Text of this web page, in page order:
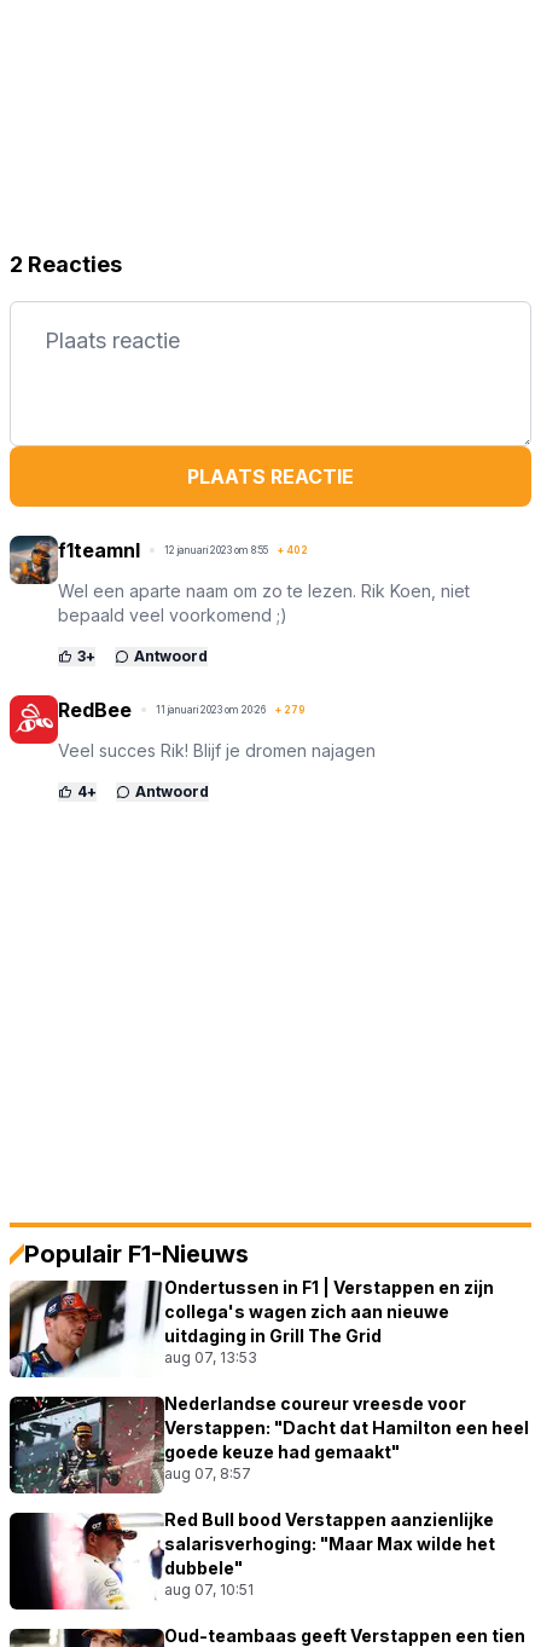
2 Reacties
PLAATS REACTIE
f1teamnl 12 januari 2023 om 8:55 + 402
Wel een aparte naam om zo te lezen. Rik Koen, niet
bepaald veel voorkomend ;)
3+ Antwoord
RedBee 11 januari 2023 om 20:26 + 279
Veel succes Rik! Blijf je dromen najagen
4+ Antwoord
Populair F1-Nieuws
Ondertussen in F1 | Verstappen en zijn
collega's wagen zich aan nieuwe
uitdaging in Grill The Grid
aug 07, 13:53
Nederlandse coureur vreesde voor
Verstappen: "Dacht dat Hamilton een heel
goede keuze had gemaakt"
aug 07, 8:57
Red Bull bood Verstappen aanzienlijke
salarisverhoging: "Maar Max wilde het
dubbele"
aug 07, 10:51
Oud-teambaas geeft Verstappen een tien